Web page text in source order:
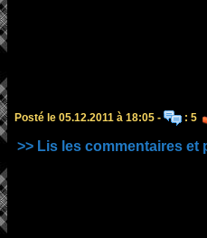
Posté le 05.12.2011 à 18:05 - : 5
>> Lis les commentaires et